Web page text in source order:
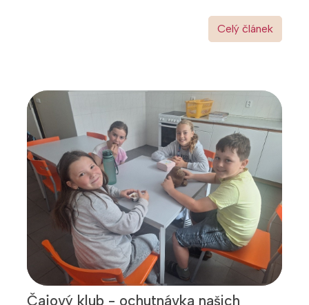
Celý článek
Čajový klub - ochutnávka našich